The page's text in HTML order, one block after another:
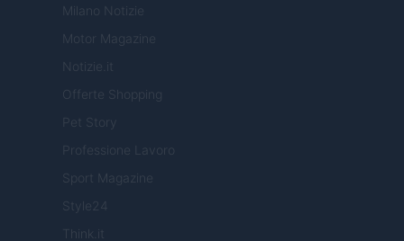
Milano Notizie
Motor Magazine
Notizie.it
Offerte Shopping
Pet Story
Professione Lavoro
Sport Magazine
Style24
Think.it